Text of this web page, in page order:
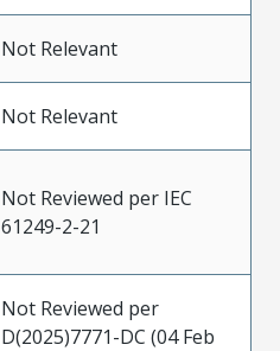
Not Relevant
Not Relevant
Not Reviewed per IEC
61249-2-21
Not Reviewed per
D(2025)7771-DC (04 Feb